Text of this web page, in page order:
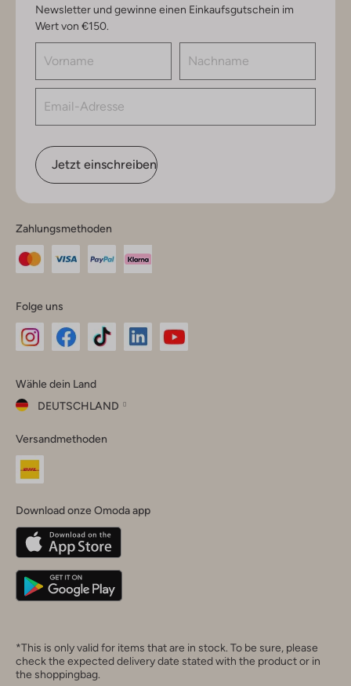
Newsletter und gewinne einen Einkaufsgutschein im
Wert von €150.
Jetzt einschreiben
Zahlungsmethoden
Folge uns
Instagram
Facebook
TikTok
Wähle dein Land
DEUTSCHLAND
dein
Land
Belgique(Français)
Deutschland
Versandmethoden
Download onze Omoda app
*This is only valid for items that are in stock. To be sure, please
check the expected delivery date stated with the product or in
the shoppingbag.